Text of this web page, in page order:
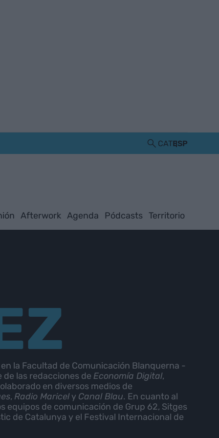
CATESP
Afterwork Agenda Pódcasts Territorio
la Facultad de Comunicación Blanquerna -
las redacciones de Economía Digital,
en diversos medios de
, Radio Maricely Canal Blau. En cuanto al
equipos de comunicación de Grup 62, Sitges
de Catalunya y el Festival Internacional de